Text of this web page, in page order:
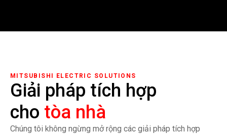
MITSUBISHI ELECTRIC SOLUTIONS
Giải pháp tích hợp
cho nhà máy
Chúng tôi không ngừng mở rộng các giải pháp tích hợp